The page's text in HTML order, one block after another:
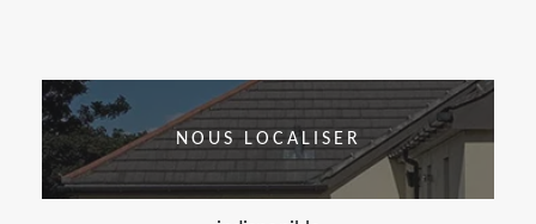
NOUS LOCALISER